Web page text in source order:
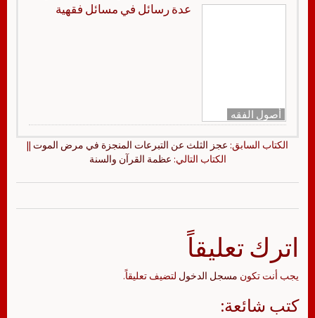
أصول الفقه
عدة رسائل في مسائل فقهية
الكتاب السابق: عجز الثلث عن التبرعات المنجزة في مرض الموت ||
الكتاب التالي: عظمة القرآن والسنة
اترك تعليقاً
يجب أنت تكون مسجل الدخول لتضيف تعليقاً.
كتب شائعة: